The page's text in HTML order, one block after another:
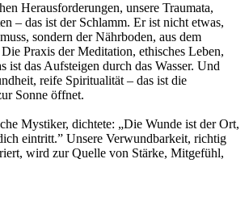
Herausforderungen, unsere Traumata,
– das ist der Schlamm. Er ist nicht etwas,
sondern der Nährboden, aus dem
Praxis der Meditation, ethisches Leben,
ist das Aufsteigen durch das Wasser. Und
reife Spiritualität – das ist die
Sonne öffnet.
Mystiker, dichtete: „Die Wunde ist der Ort,
eintritt.” Unsere Verwundbarkeit, richtig
wird zur Quelle von Stärke, Mitgefühl,